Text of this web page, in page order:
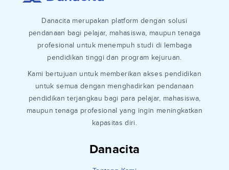
Danacita
Danacita merupakan platform dengan solusi
pendanaan bagi pelajar, mahasiswa, maupun tenaga
profesional untuk menempuh studi di lembaga
pendidikan tinggi dan program kejuruan.
Kami bertujuan untuk memberikan akses pendidikan
untuk semua dengan menghadirkan pendanaan
pendidikan terjangkau bagi para pelajar, mahasiswa,
maupun tenaga profesional yang ingin meningkatkan
kapasitas diri.